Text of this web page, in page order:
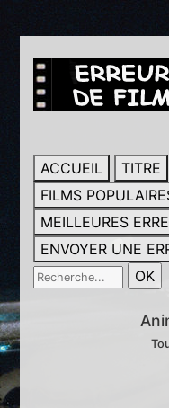
ACCUEIL TITRE
FILMS
MEILLEURES
ENVOYER UNE